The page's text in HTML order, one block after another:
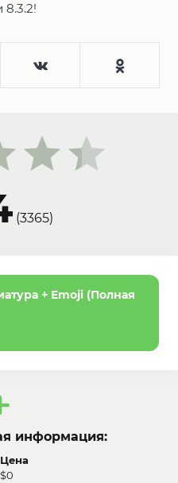
(3365)
+ Emoji (Полная
информация:
Цена
$0